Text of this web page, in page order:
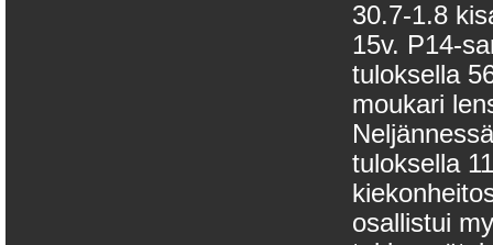
30.7-1.8
15v. P14-
tuloksella
moukari
tuloksella
osallistui